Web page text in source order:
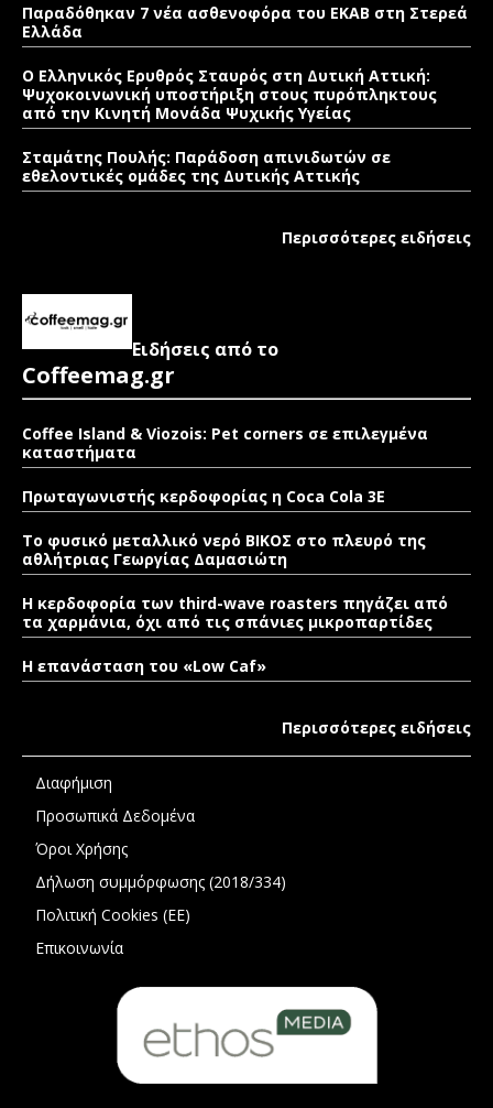
Παραδόθηκαν 7 νέα ασθενοφόρα του ΕΚΑΒ στη Στερεά
Ελλάδα
Ο Ελληνικός Ερυθρός Σταυρός στη Δυτική Αττική:
Ψυχοκοινωνική υποστήριξη στους πυρόπληκτους
από την Κινητή Μονάδα Ψυχικής Υγείας
Σταμάτης Πουλής: Παράδοση απινιδωτών σε
εθελοντικές ομάδες της Δυτικής Αττικής
Περισσότερες ειδήσεις
Ειδήσεις από το
Coffeemag.gr
Coffee Island & Viozois: Pet corners σε επιλεγμένα
καταστήματα
Πρωταγωνιστής κερδοφορίας η Coca Cola 3E
Το φυσικό μεταλλικό νερό ΒΙΚΟΣ στο πλευρό της
αθλήτριας Γεωργίας Δαμασιώτη
Η κερδοφορία των third-wave roasters πηγάζει από
τα χαρμάνια, όχι από τις σπάνιες μικροπαρτίδες
Η επανάσταση του «Low Caf»
Περισσότερες ειδήσεις
Διαφήμιση
Προσωπικά Δεδομένα
Όροι Χρήσης
Δήλωση συμμόρφωσης (2018/334)
Πολιτική Cookies (ΕΕ)
Επικοινωνία